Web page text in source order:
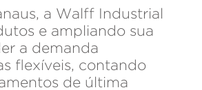
a Walff Industrial
e ampliando sua
a demanda
flexíveis, contando
de última